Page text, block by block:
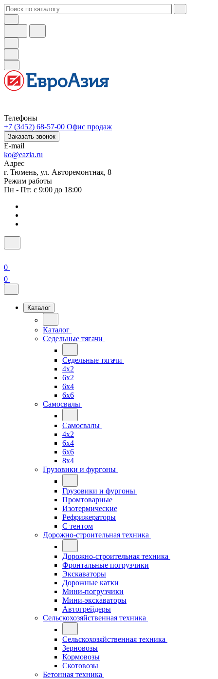
Телефоны
+7 (3452) 68-57-00 Офис продаж
Заказать звонок
E-mail
ko@eazia.ru
Адрес
г. Тюмень, ул. Авторемонтная, 8
Режим работы
Пн - Пт: с 9:00 до 18:00
0
0
Каталог
Каталог
Седельные тягачи
Седельные тягачи
4x2
6x2
6x4
6x6
Самосвалы
Самосвалы
4x2
6x4
6x6
8x4
Грузовики и фургоны
Грузовики и фургоны
Промтоварные
Изотермические
Рефрижераторы
С тентом
Дорожно-строительная техника
Дорожно-строительная техника
Фронтальные погрузчики
Экскаваторы
Дорожные катки
Мини-погрузчики
Мини-экскаваторы
Автогрейдеры
Сельскохозяйственная техника
Сельскохозяйственная техника
Зерновозы
Кормовозы
Скотовозы
Бетонная техника